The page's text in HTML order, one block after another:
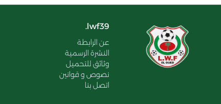
lwf39.
عن الرابطة
النشرة الرسمية
وثائق للتحميل
نصوص و قوانين
اتصل بنا